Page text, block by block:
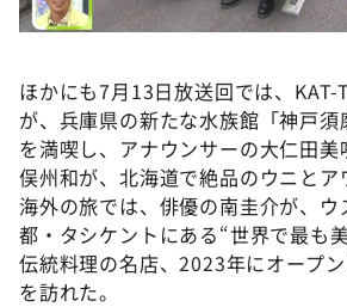
ほかにも7月13日放送回では、
が、兵庫県の新たな水族館「神戸須
を満喫し、アナウンサーの大仁田
俣州和が、北海道で絶品のウニとア
海外の旅では、俳優の南圭介が、
都・タシケントにある“世界で最も
伝統料理の名店、2023年にオープ
を訪れた。